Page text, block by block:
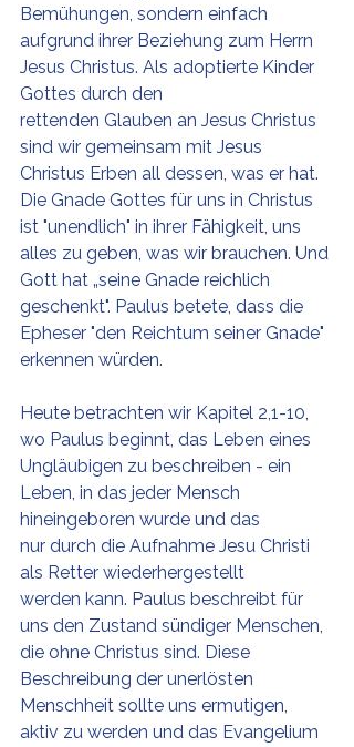
Bemühungen, sondern einfach
aufgrund ihrer Beziehung zum Herrn
Jesus Christus. Als adoptierte Kinder
Gottes durch den
rettenden Glauben an Jesus Christus
sind wir gemeinsam mit Jesus
Christus Erben all dessen, was er hat.
Die Gnade Gottes für uns in Christus
ist "unendlich" in ihrer Fähigkeit, uns
alles zu geben, was wir brauchen. Und
Gott hat „seine Gnade reichlich
geschenkt". Paulus betete, dass die
Epheser "den Reichtum seiner Gnade"
erkennen würden.
Heute betrachten wir Kapitel 2,1-10,
wo Paulus beginnt, das Leben eines
Ungläubigen zu beschreiben - ein
Leben, in das jeder Mensch
hineingeboren wurde und das
nur durch die Aufnahme Jesu Christi
als Retter wiederhergestellt
werden kann. Paulus beschreibt für
uns den Zustand sündiger Menschen,
die ohne Christus sind. Diese
Beschreibung der unerlösten
Menschheit sollte uns ermutigen,
aktiv zu werden und das Evangelium